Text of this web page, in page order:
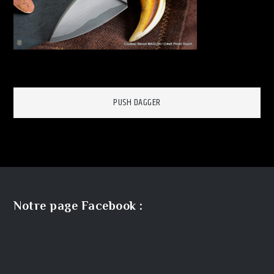
Navigation
l’article
PUSH DAGGER
Notre page Facebook :